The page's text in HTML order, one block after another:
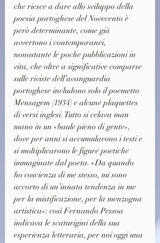
che riesce a dare allo sviluppo della
poesia portoghese del Novecento è
però determinante, come già
avvertono i contemporanei,
nonostante le poche pubblicazioni in
vita, che oltre a significative comparse
sulle riviste dell’avanguardia
portoghese includono solo il poemetto
Mensagem (1934) e alcune plaquettes
di versi inglesi. Tutto si celava man
mano in un «baule pieno di gente»,
dove per anni si accumularono i testi e
si moltiplicarono le figure poetiche
immaginate dal poeta. «Da quando
ho coscienza di me stesso, mi sono
accorto di un’innata tendenza in me
per la mistificazione, per la menzogna
artistica»: così Fernando Pessoa
indicava le scaturigini della sua
esperienza letteraria, per noi oggi una